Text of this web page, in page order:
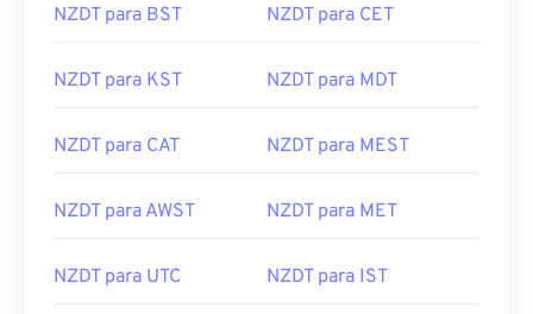
NZDT para BST NZDT para CET
NZDT para KST NZDT para MDT
NZDT para CAT NZDT para MEST
NZDT para AWST NZDT para MET
NZDT para UTC NZDT para IST